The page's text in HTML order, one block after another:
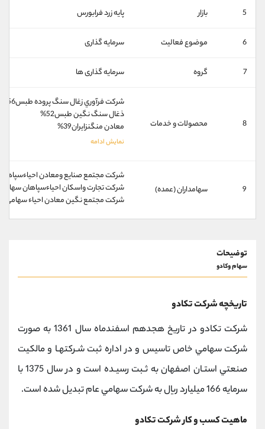
5 بازار پایه زرد فرابورس
6 موضوع فعالیت سرمایه گذاری
7 گروه سرمایه گذاری ها
8 محصولات و خدمات
شرکت فرآوري زغال سنگ پروده طبس56%
ذغال سنگ نگين طبس52%
معادن منگنزايران39%
9 سهامداران (عمده)
شركت مجتمع صنايع ومعادن احياءسپاهان
شركت تجارت واسكان احياءسپاهان سهامي
شركت مجتمع نگين معادن احياء سهامي
توضیحات
سهام وکادو
تاریخچه شرکت تكادو
شركت تکادو در تاريخ هجدهم اسفندماه سال 1361 به صورت
شركت سهامي خاص تاسيس و در اداره ثبت شـركتهـا و مالکيت
صنعتي استـان اصفهان به ثـبت رسيـده است و در سال 1375 با
سرمايه 166 ميليارد ريال به شركت سهامي عام تبديل شده است.
ماهیت کسب و کار شرکت تكادو